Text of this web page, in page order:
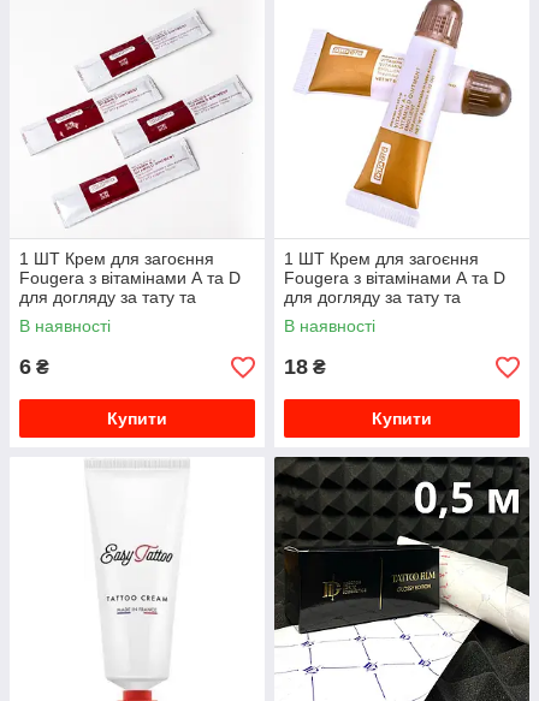
1 ШТ Крем для загоєння
Fougera з вітамінами А та D
для догляду за тату та
татуажем 5 г
В наявності
6 ₴
Купити
1 ШТ Крем для загоєння
Fougera з вітамінами А та D
для догляду за тату та
татуажем 8 г
В наявності
18 ₴
Купити